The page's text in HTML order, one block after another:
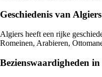
Geschiedenis van Algiers
Algiers heeft een rijke
Romeinen, Arabieren,
Bezienswaardigheden